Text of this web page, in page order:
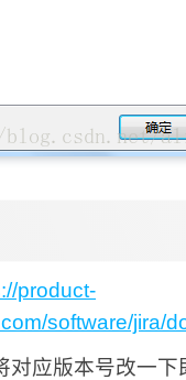
product-
software/jira/
应版本号改一下